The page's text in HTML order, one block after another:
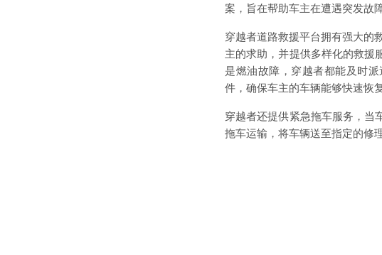
案，旨在帮助车主在遭遇突发故
穿越者道路救援平台拥有强大的
主的求助，并提供多样化的救援
是燃油故障，穿越者都能及时
件，确保车主的车辆能够快速恢
穿越者还提供紧急拖车服务，当
拖车运输，将车辆送至指定的修